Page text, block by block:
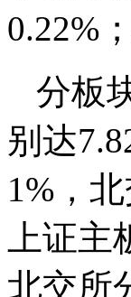
0.22%
分板
别达
1%，
上证
北交所